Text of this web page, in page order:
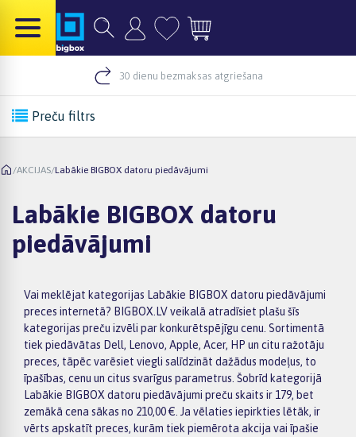
30 dienu bezmaksas atgriešana
Preču filtrs
/AKCIJAS/Labākie BIGBOX datoru piedāvājumi
Labākie BIGBOX datoru
piedāvājumi
Vai meklējat kategorijas Labākie BIGBOX datoru piedāvājumi
preces internetā? BIGBOX.LV veikalā atradīsiet plašu šīs
kategorijas preču izvēli par konkurētspējīgu cenu. Sortimentā
tiek piedāvātas Dell, Lenovo, Apple, Acer, HP un citu ražotāju
preces, tāpēc varēsiet viegli salīdzināt dažādus modeļus, to
īpašības, cenu un citus svarīgus parametrus. Šobrīd kategorijā
Labākie BIGBOX datoru piedāvājumi preču skaits ir 179, bet
zemākā cena sākas no 210,00 €. Ja vēlaties iepirkties lētāk, ir
vērts apskatīt preces, kurām tiek piemērota akcija vai īpašie